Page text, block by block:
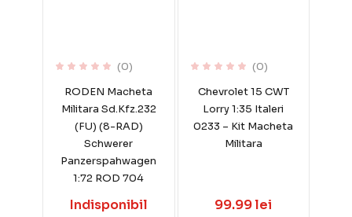
(0)
RODEN Macheta
Militara Sd.Kfz.232
(FU) (8-RAD)
Schwerer
Panzerspahwagen
1:72 ROD 704
Indisponibil
(0)
Chevrolet 15 CWT
Lorry 1:35 Italeri
0233 – Kit Macheta
Militara
99.99 lei